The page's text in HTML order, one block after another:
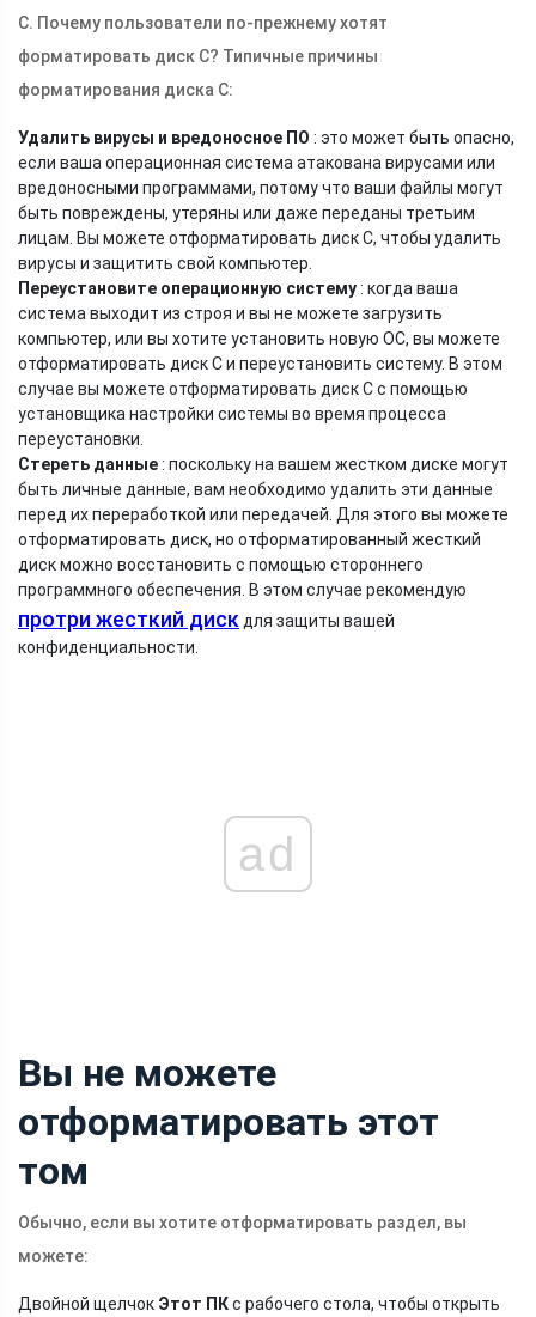
C. Почему пользователи по-прежнему хотят
форматировать диск C? Типичные причины
форматирования диска C:
Удалить вирусы и вредоносное ПО : это может быть опасно,
если ваша операционная система атакована вирусами или
вредоносными программами, потому что ваши файлы могут
быть повреждены, утеряны или даже переданы третьим
лицам. Вы можете отформатировать диск C, чтобы удалить
вирусы и защитить свой компьютер.
Переустановите операционную систему: когда ваша
система выходит из строя и вы не можете загрузить
компьютер, или вы хотите установить новую ОС, вы можете
отформатировать диск C и переустановить систему. В этом
случае вы можете отформатировать диск C с помощью
установщика настройки системы во время процесса
переустановки.
Стереть данные: поскольку на вашем жестком диске могут
быть личные данные, вам необходимо удалить эти данные
перед их переработкой или передачей. Для этого вы можете
отформатировать диск, но отформатированный жесткий
диск можно восстановить с помощью стороннего
программного обеспечения. В этом случае рекомендую
протри жесткий диск для защиты вашей
конфиденциальности.
ad
Вы не можете
отформатировать этот
том
Обычно, если вы хотите отформатировать раздел, вы
можете:
Двойной щелчок Этот ПКс рабочего стола, чтобы открыть